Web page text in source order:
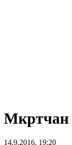
Мкртчан
14.9.2016, 19:20